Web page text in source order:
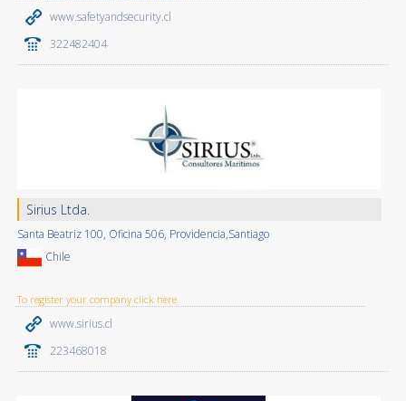
www.safetyandsecurity.cl
322482404
Sirius Ltda.
Santa Beatriz 100, Oficina 506, Providencia,Santiago
Chile
To register your company click here
www.sirius.cl
223468018